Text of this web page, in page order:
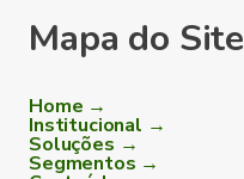
Mapa do Site
Home →
Institucional →
Soluções →
Segmentos →